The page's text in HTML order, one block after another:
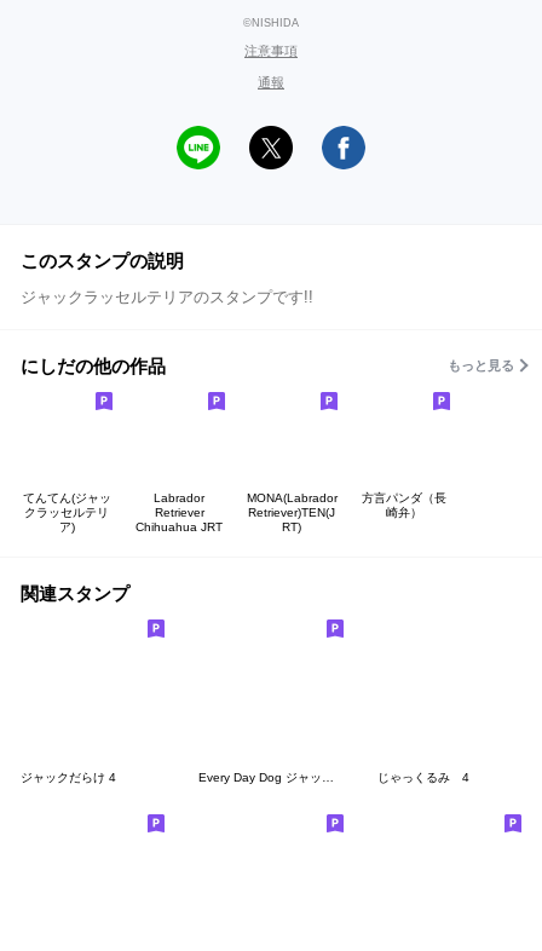
©NISHIDA
注意事項
通報
このスタンプの説明
ジャックラッセルテリアのスタンプです!!
にしだの他の作品 もっと見る
てんてん(ジャッ
クラッセルテリ
ア)
Labrador
Retriever
Chihuahua JRT
MONA(Labrador
Retriever)TEN(J
RT)
方言パンダ（長
崎弁）
関連スタンプ
ジャックだらけ 4 Every Day Dog ジャックラッセルテリア じゃっくるみ 4